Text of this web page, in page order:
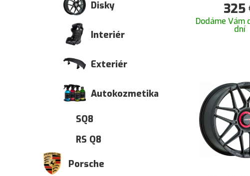
Disky
Interiér
Exteriér
Autokozmetika
SQ8
RS Q8
Porsche
325
Dodáme Vám
dní